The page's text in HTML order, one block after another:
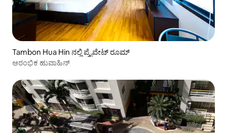
Tambon Hua Hin ನಲ್ಲಿ ಪ್ರೈವೇಟ್ ರೂಮ್
ಆರಂಭಿಕ ಹುವಾಹಿನ್